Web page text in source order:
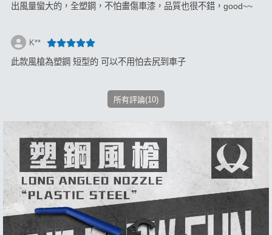
出風量蠻大的，全塑鋼，不怕畫傷車漆，品質也很不錯，good~~
K**
此款風槍為塑鋼 短型的 可以不用怕去尻到車子
所有評論(10)